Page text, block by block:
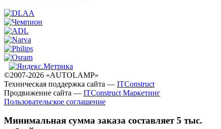
©2007-2026 «AUTOLAMP»
Техническая поддержка сайта — ITConstruct
Продвижение сайта — ITConstruct Маркетинг
Пользовательское соглашение
Минимальная сумма заказа составляет 5 тыс.